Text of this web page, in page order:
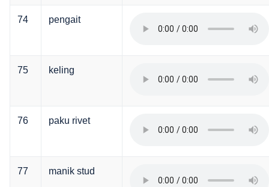
74 pengait
75 keling
76 paku rivet
77 manik stud